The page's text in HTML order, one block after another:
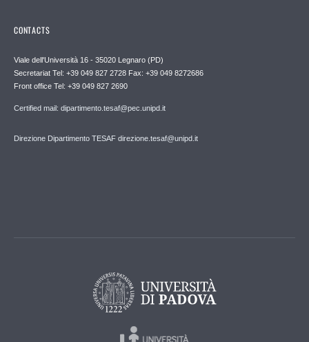
CONTACTS
Viale dell'Università 16 - 35020 Legnaro (PD)
Secretariat Tel: +39 049 827 2728 Fax: +39 049 8272686
Front office Tel: +39 049 827 2690
Certified mail: dipartimento.tesaf@pec.unipd.it
Direzione Dipartimento TESAF direzione.tesaf@unipd.it